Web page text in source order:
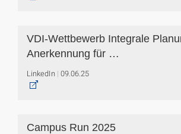
VDI-Wettbewerb Integrale
Anerkennung für …
LinkedIn 09.06.25
Campus Run 2025